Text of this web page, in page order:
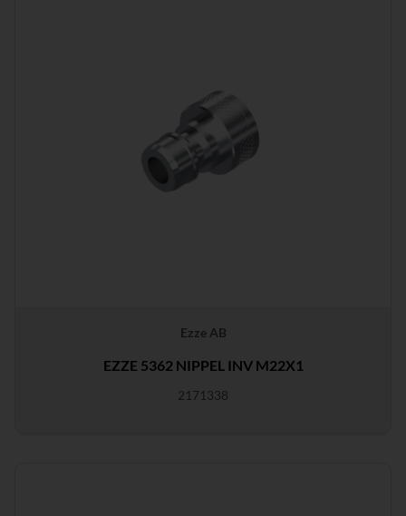
Ezze AB
EZZE 5362 NIPPEL INV M22X1
2171338